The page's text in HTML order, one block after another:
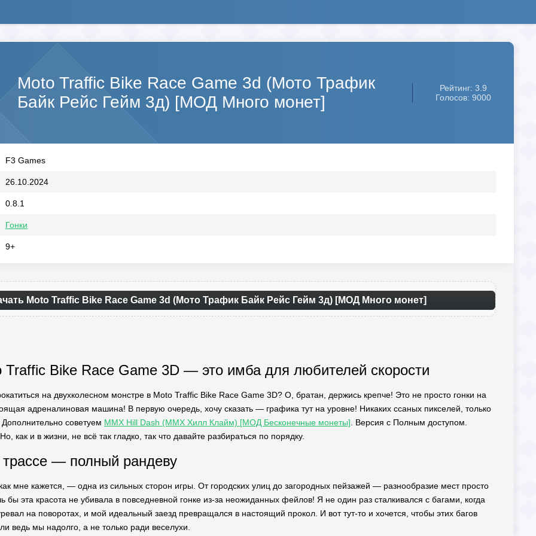
Moto Traffic Bike Race Game 3d (Мото Трафик
Байк Рейс Гейм 3д) [МОД Много монет]
Рейтинг: 3.9
Голосов: 9000
F3 Games
26.10.2024
0.8.1
Гонки
9+
Moto Traffic Bike Race Game 3d (Мото Трафик Байк Рейс Гейм 3д) [МОД Много монет]
Bike Race Game 3D — это имба для любителей скорости
на двухколесном монстре в Moto Traffic Bike Race Game 3D? О, братан, держись крепче! Это не просто гонки на
адреналиновая машина! В первую очередь, хочу сказать — графика тут на уровне! Никаких ссаных пикселей, только
советуем MMX Hill Dash (ММХ Хилл Клайм) [МОД Бесконечные монеты] . Версия с Полным доступом.
как и в жизни, не всё так гладко, так что давайте разбираться по порядку.
— полный рандеву
мне кажется, — одна из сильных сторон игры. От городских улиц до загородных пейзажей — разнообразие мест просто
бы эта красота не убивала в повседневной гонке из-за неожиданных фейлов! Я не один раз сталкивался с багами, когда
на поворотах, и мой идеальный заезд превращался в настоящий прокол. И вот тут-то и хочется, чтобы этих багов
ведь мы надолго, а не только ради веселухи.